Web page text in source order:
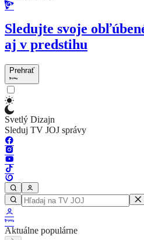
Sledujte svoje
aj v predstihu
Prehrať
Svetlý Dizajn
Sleduj TV JOJ správy
Aktuálne populárne